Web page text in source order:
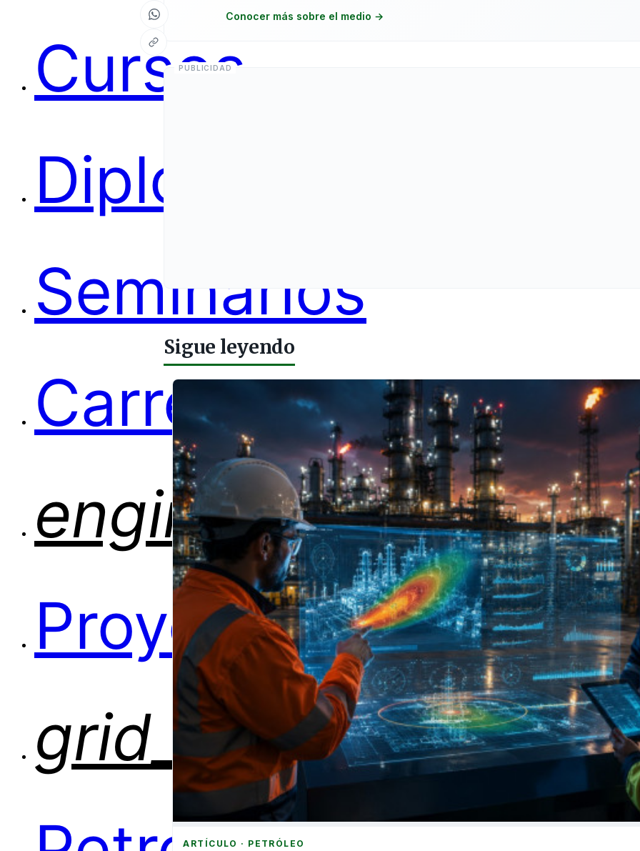
Diplomas
Seminarios
Carreras
engineering
Proyectos Sociales
grid_view Sectores
Petróleo
Conocer más sobre el medio →
Sigue leyendo
ARTÍCULO · PETRÓLEO